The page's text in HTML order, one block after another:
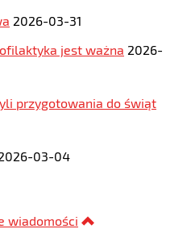
2026-03-31
jest ważna 2026-
przygotowania do świąt
03-04
wiadomości